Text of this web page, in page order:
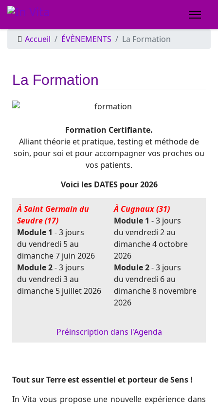
Accueil ÉVÈNEMENTS La Formation
La Formation
Formation Certifiante.
Alliant théorie et pratique, testing et méthode de
soin, pour soi et pour accompagner vos proches ou
vos patients.
Voici les DATES pour 2026
À Saint Germain du
Seudre (17)
Module 1 - 3 jours
du vendredi 5 au
dimanche 7 juin 2026
Module 2- 3 jours
du vendredi 3 au
dimanche 5 juillet 2026
À Cugnaux (31)
Module 1 - 3 jours
du vendredi 2 au
dimanche 4 octobre
2026
Module 2- 3 jours
du vendredi 6 au
dimanche 8 novembre
2026
Préinscription dans l'Agenda
Tout sur Terre est essentiel et porteur de Sens !
In Vita vous propose une nouvelle expérience dans
précédente
précédent
suivante
suivant